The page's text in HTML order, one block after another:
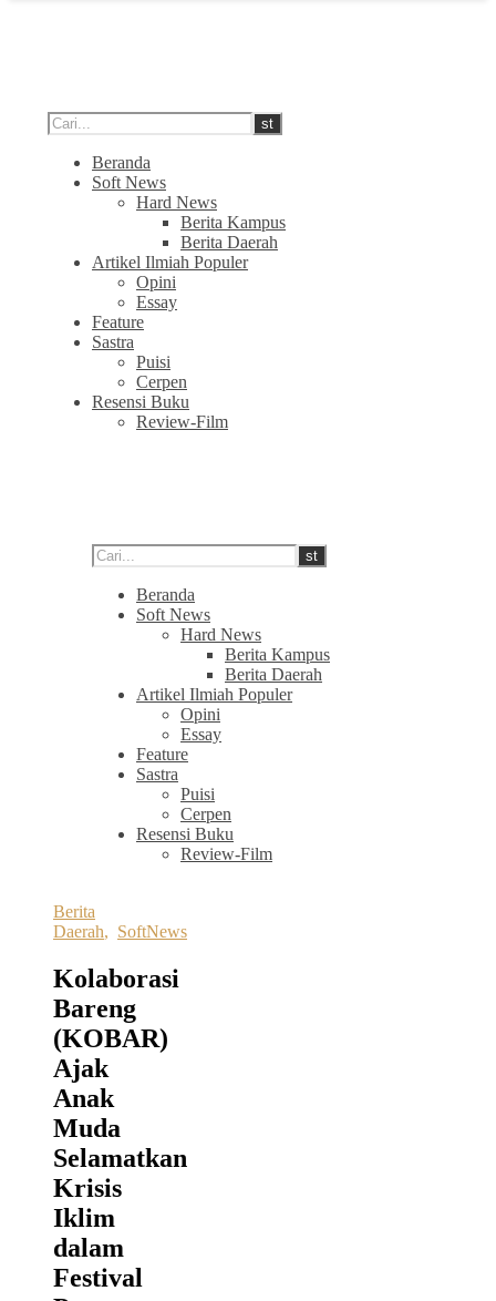
Beranda
Soft News
Hard News
Berita Kampus
Berita Daerah
Artikel Ilmiah Populer
Opini
Essay
Feature
Sastra
Puisi
Cerpen
Resensi Buku
Review-Film
Beranda
Soft News
Hard News
Berita Kampus
Berita Daerah
Artikel Ilmiah Populer
Opini
Essay
Feature
Sastra
Puisi
Cerpen
Resensi Buku
Review-Film
Berita
Daerah, SoftNews
Kolaborasi
Bareng
(KOBAR)
Ajak
Anak
Muda
Selamatkan
Krisis
Iklim
dalam
Festival